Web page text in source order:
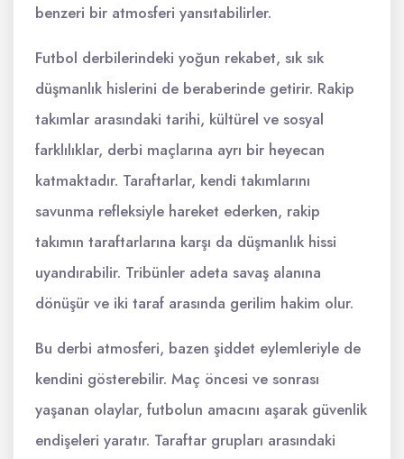
benzeri bir atmosferi yansıtabilirler.
Futbol derbilerindeki yoğun rekabet, sık sık
düşmanlık hislerini de beraberinde getirir. Rakip
takımlar arasındaki tarihi, kültürel ve sosyal
farklılıklar, derbi maçlarına ayrı bir heyecan
katmaktadır. Taraftarlar, kendi takımlarını
savunma refleksiyle hareket ederken, rakip
takımın taraftarlarına karşı da düşmanlık hissi
uyandırabilir. Tribünler adeta savaş alanına
dönüşür ve iki taraf arasında gerilim hakim olur.
Bu derbi atmosferi, bazen şiddet eylemleriyle de
kendini gösterebilir. Maç öncesi ve sonrası
yaşanan olaylar, futbolun amacını aşarak güvenlik
endişeleri yaratır. Taraftar grupları arasındaki